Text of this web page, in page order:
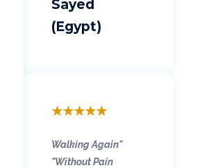
Sayed
(Egypt)
★
★
★
★
★
"Walking Again
Without Pain"